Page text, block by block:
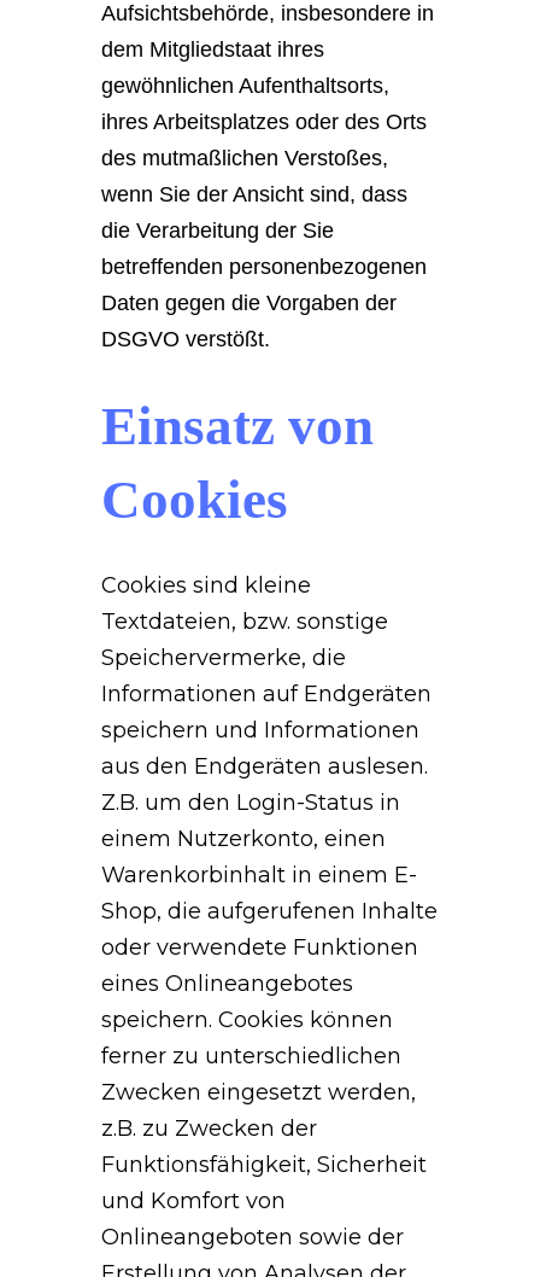
Aufsichtsbehörde, insbesondere in
dem Mitgliedstaat ihres
gewöhnlichen Aufenthaltsorts,
ihres Arbeitsplatzes oder des Orts
des mutmaßlichen Verstoßes,
wenn Sie der Ansicht sind, dass
die Verarbeitung der Sie
betreffenden personenbezogenen
Daten gegen die Vorgaben der
DSGVO verstößt.
Einsatz von
Cookies
Cookies sind kleine
Textdateien, bzw. sonstige
Speichervermerke, die
Informationen auf Endgeräten
speichern und Informationen
aus den Endgeräten auslesen.
Z.B. um den Login-Status in
einem Nutzerkonto, einen
Warenkorbinhalt in einem E-
Shop, die aufgerufenen Inhalte
oder verwendete Funktionen
eines Onlineangebotes
speichern. Cookies können
ferner zu unterschiedlichen
Zwecken eingesetzt werden,
z.B. zu Zwecken der
Funktionsfähigkeit, Sicherheit
und Komfort von
Onlineangeboten sowie der